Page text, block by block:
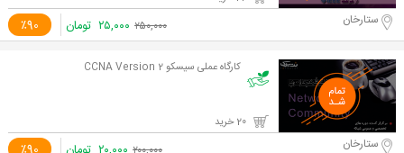
٪90 ستارخان ۲۵۰,۰۰۰ ۲۵,۰۰۰ تومان
کارگاه عملی سیسکو CCNA Version 2
ستارخان